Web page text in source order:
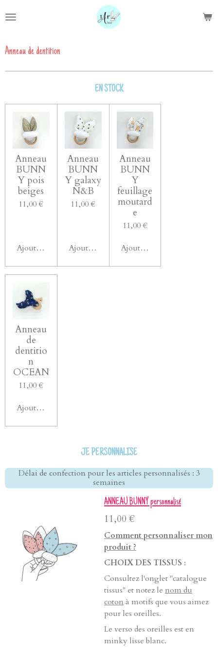
au
principal
Anneau de dentition
EN STOCK
Anneau
BUNN
Y pois
beiges
11,00 €
Ajouter au panier
Anneau
BUNN
Y galaxy
N&B
11,00 €
Ajouter au panier
Anneau
BUNN
Y
feuillage
moutard
e
11,00 €
Ajouter au panier
Anneau
de
dentitio
n
OCEAN
11,00 €
Ajouter au panier
JE PERSONNALISE
Délai de confection pour les articles personnalisés : 3
semaines
ANNEAU BUNNY personnalisé
11,00 €
Comment personnaliser mon
produit ?
CHOIX DES TISSUS :
Consultez l'onglet "catalogue
tissus" et notez le nom du
coton à motifs que vous aimez
pour les oreilles.
Le verso des oreilles est en
minky lisse blanc.